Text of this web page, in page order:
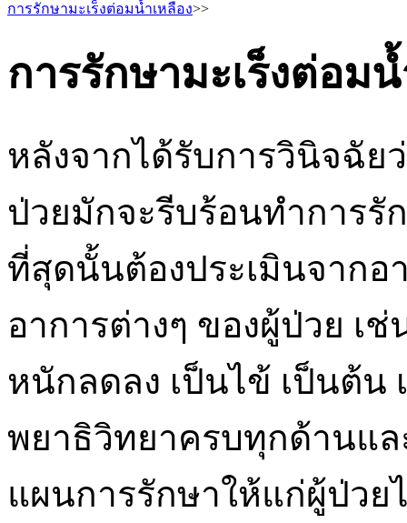
การรักษามะเร็งต่อมน้ำเหลือง>>
การรักษามะเร็งต่อม
หลังจากได้รับการวินิจฉัย
ป่วยมักจะรีบร้อนทำการรั
ที่สุดนั้นต้องประเมินจากอ
อาการต่างๆ ของผู้ป่วย เ
หนักลดลง เป็นไข้ เป็นต้น
พยาธิวิทยาครบทุกด้านแล
แผนการรักษาให้แก่ผู้ป่วย